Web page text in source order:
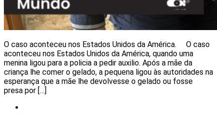
O caso aconteceu nos Estados Unidos da América. O caso
aconteceu nos Estados Unidos da América, quando uma
menina ligou para a policia a pedir auxilio. Após a mãe da
criança lhe comer o gelado, a pequena ligou às autoridades na
esperança que a mãe lhe devolvesse o gelado ou fosse
presa por […]